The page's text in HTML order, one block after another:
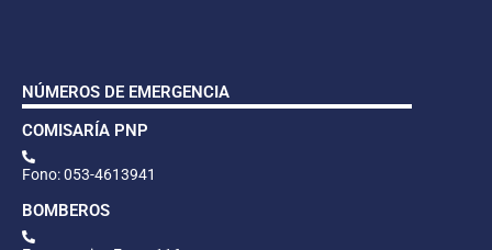
NÚMEROS DE EMERGENCIA
COMISARÍA PNP
Fono: 053-4613941
BOMBEROS